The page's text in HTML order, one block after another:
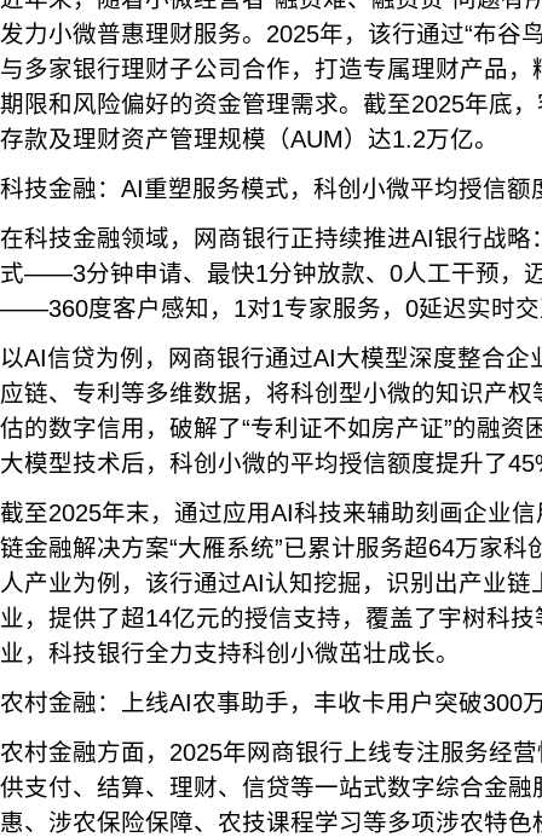
发力小微普惠理财服务。2025年，该行通过“布谷
与多家银行理财子公司合作，打造专属理财产品
期限和风险偏好的资金管理需求。截至2025年底
存款及理财资产管理规模（AUM）达1.2万亿。
科技金融：AI重塑服务模式，科创小微平均授信额
在科技金融领域，网商银行正持续推进AI银行战略
式——3分钟申请、最快1分钟放款、0人工干预，
——360度客户感知，1对1专家服务，0延迟实时
以AI信贷为例，网商银行通过AI大模型深度整合企
应链、专利等多维数据，将科创型小微的知识产权
估的数字信用，破解了“专利证不如房产证”的融资
大模型技术后，科创小微的平均授信额度提升了
截至2025年末，通过应用AI科技来辅助刻画企业
链金融解决方案“大雁系统”已累计服务超64万家科
人产业为例，该行通过AI认知挖掘，识别出产业链
业，提供了超14亿元的授信支持，覆盖了宇树科
业，科技银行全力支持科创小微茁壮成长。
农村金融：上线AI农事助手，丰收卡用户突破300
农村金融方面，2025年网商银行上线专注服务经营
供支付、结算、理财、信贷等一站式数字综合金
惠、涉农保险保障、农技课程学习等多项涉农特